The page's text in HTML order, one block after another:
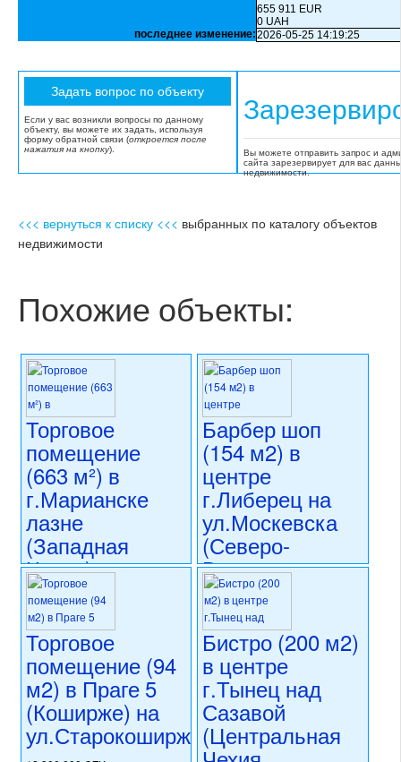
655 911 EUR
0 UAH
последнее изменение:2026-05-25 14:19:25
Если у вас возникли вопросы по данному
объекту, вы можете их задать, используя
форму обратной связи (откроется после
нажатия на кнопку).
Вы можете отправить запрос и
сайта зарезервирует для вас
недвижимости.
<<< вернуться к списку <<< выбранных по каталогу объектов
недвижимости
Похожие объекты:
Торговое
помещение
(663 м²) в
г.Марианске
лазне
(Западная
Чехия) на
ул.Главни
Тржида
16 900 000 CZK
регион:Западная Чехия
раздел: объекты для
коммерческого использования
состояние: стандарт
номер объекта:20723
Барбер шоп
(154 м2) в
центре
г.Либерец на
ул.Москевска
(Северо-
Восточная
Чехия)
16 000 000 CZK
регион:Северо-Восточная
Чехия
раздел: объекты для
коммерческого использования
состояние: стандарт
номер объекта:
Торговое
помещение (94
м2) в Праге 5
(Коширже) на
ул.Старокоширжска
Бистро (200 м2)
в центре
г.Тынец над
Сазавой
(Центральная